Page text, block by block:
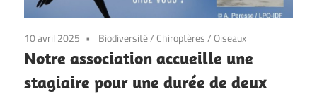
10 avril 2025 Biodiversité/ Chiroptères/Oiseaux
Notre association accueille une
stagiaire pour une durée de deux